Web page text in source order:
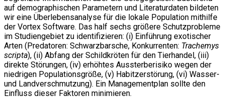
auf demographischen Parametern und Literaturdaten bildeten
wir eine Überlebensanalyse für die lokale Population mithilfe
der Vortex Software. Das half sechs größere Schutzprobleme
im Studiengebiet zu identifizieren: (i) Einführung exotischer
Arten (Predatoren: Schwarzbarsche, Konkurrenten: Trachemys
scripta), (ii) Abfang der Schildkröten für den Tierhandel, (iii)
direkte Störungen, (iv) erhöhtes Aussterberisiko wegen der
niedrigen Populationsgröße, (v) Habitzerstörung, (vi) Wasser-
und Landverschmutzung). Ein Managementplan sollte den
Einfluss dieser Faktoren minimieren.